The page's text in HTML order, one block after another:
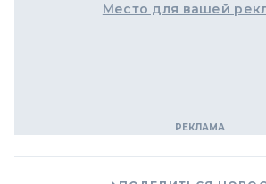
Место для вашей